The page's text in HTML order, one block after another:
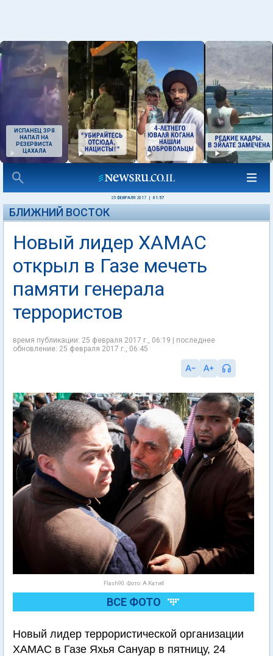
ИСПАНЕЦ ЗРЯ
НАПАЛ НА
РЕЗЕРВИСТА
ЦАХАЛА
25 ФЕВРАЛЯ 2017 01:57
БЛИЖНИЙ ВОСТОК
Новый лидер ХАМАС
открыл в Газе мечеть
памяти генерала
террористов
время публикации: 25 февраля 2017 г., 06:19 | последнее
обновление: 25 февраля 2017 г., 06:45
Flash90. Фото: А.Катиб
ВСЕ ФОТО
Новый лидер террористической организации
ХАМАС в Газе Яхья Сануар в пятницу, 24